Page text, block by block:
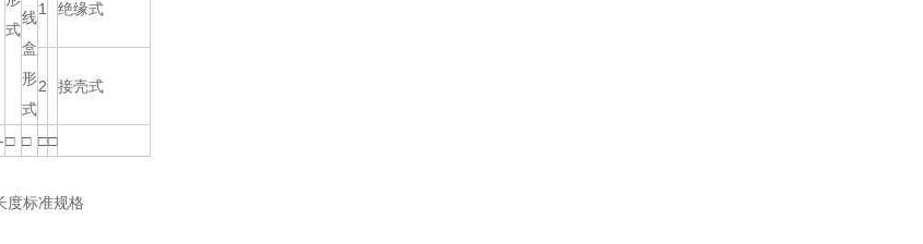
式
线
盒
形
式
1 绝缘式
2 接壳式
-□ □ □□
度标准规格